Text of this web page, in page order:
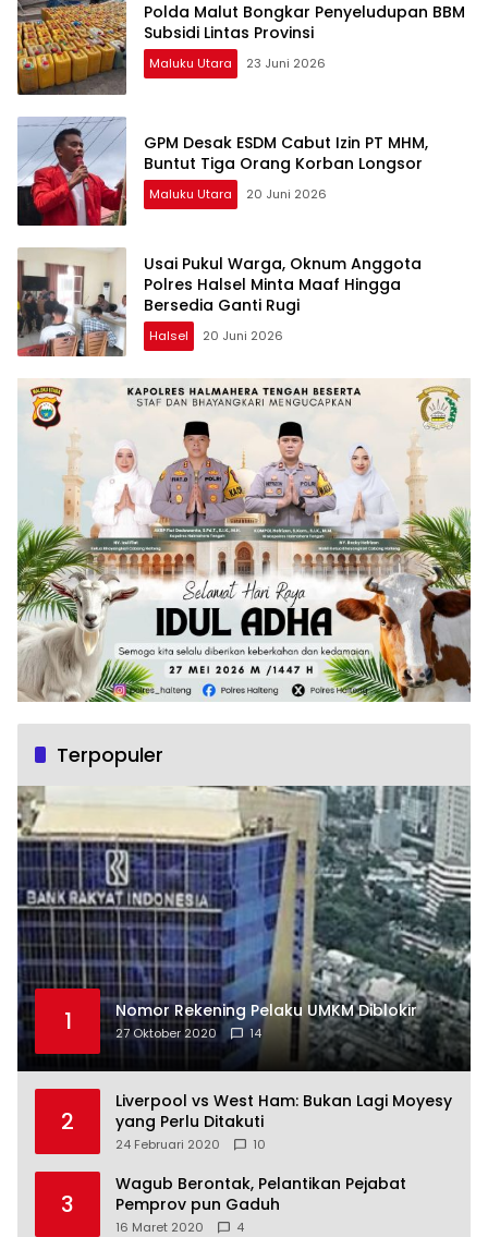
Polda Malut Bongkar Penyeludupan BBM
Subsidi Lintas Provinsi
Maluku Utara 23 Juni 2026
GPM Desak ESDM Cabut Izin PT MHM,
Buntut Tiga Orang Korban Longsor
Maluku Utara 20 Juni 2026
Usai Pukul Warga, Oknum Anggota
Polres Halsel Minta Maaf Hingga
Bersedia Ganti Rugi
Halsel 20 Juni 2026
Terpopuler
1 Nomor Rekening Pelaku UMKM Diblokir
27 Oktober 2020 14
2
Liverpool vs West Ham: Bukan Lagi Moyesy
yang Perlu Ditakuti
24 Februari 2020 10
3
Wagub Berontak, Pelantikan Pejabat
Pemprov pun Gaduh
16 Maret 2020 4